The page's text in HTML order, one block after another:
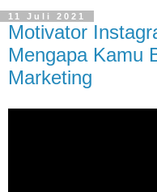
11 Juli 2021
Motivator
Mengapa Kamu
Marketing